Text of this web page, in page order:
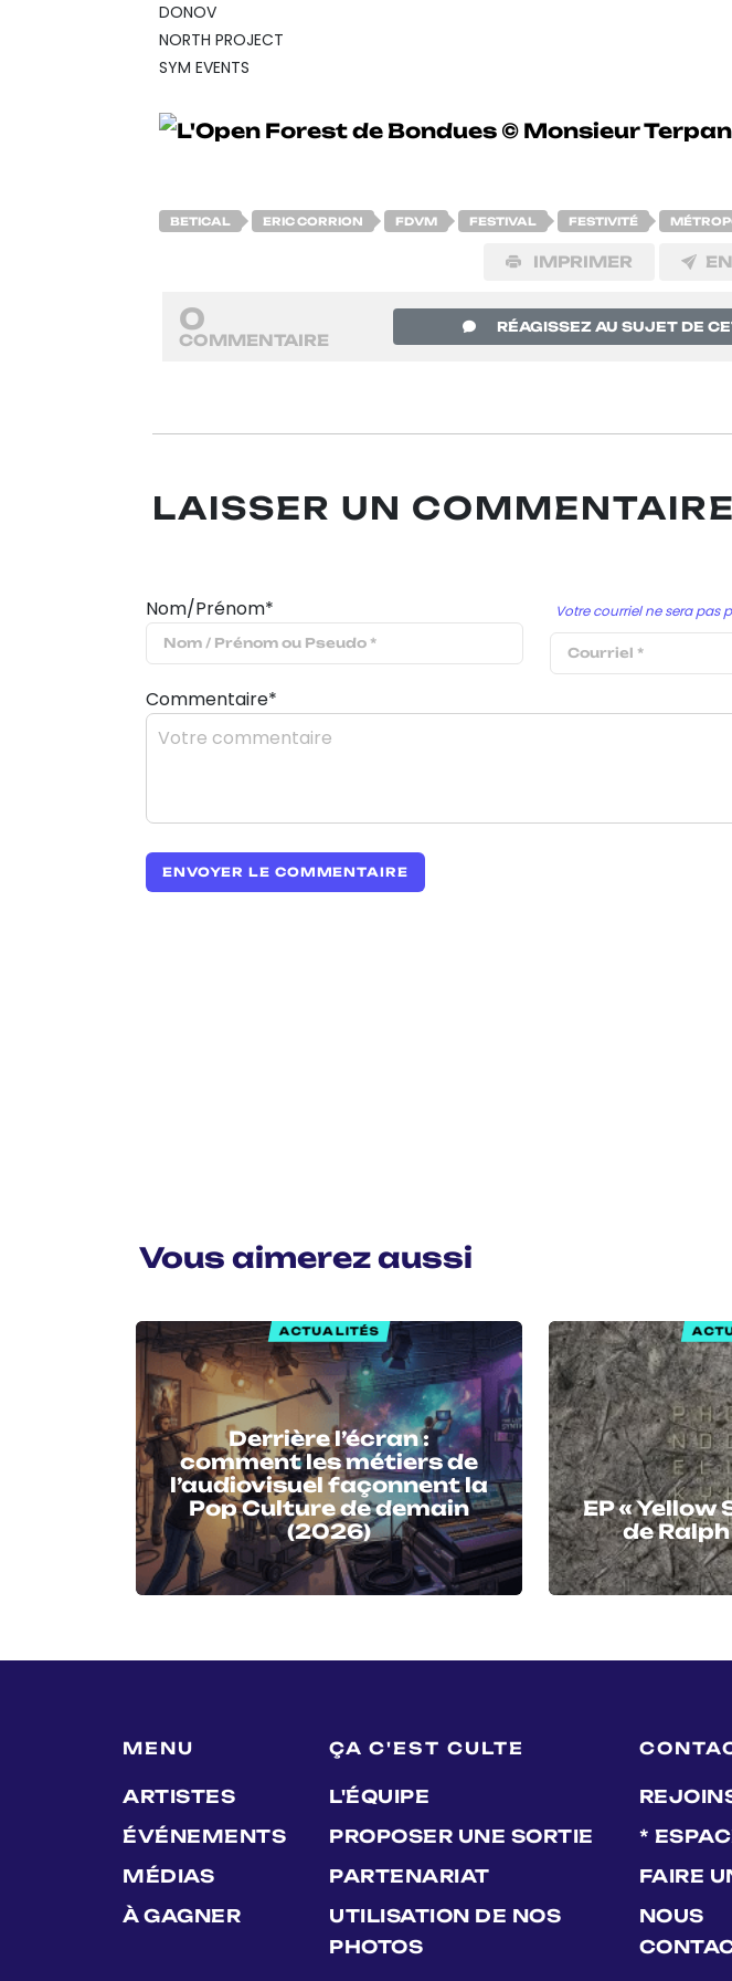
DONOV
NORTH PROJECT
SYM EVENTS
BETICAL ERIC CORRION FDVM FESTIVAL FESTIVITÉ
IMPRIMER
0
COMMENTAIRE
RÉAGISSEZ AU SUJET DE
LAISSER UN COMMENTAIRE
Nom/Prénom* Votre courriel ne sera pas
Commentaire*
Vous aimerez aussi
ACTUALITÉS
Derrière l’écran :
comment les métiers de
l’audiovisuel façonnent la
Pop Culture de demain
(2026)
EP « Yellow
de
MENU
ARTISTES
ÉVÉNEMENTS
MÉDIAS
À GAGNER
ÇA C'EST CULTE
L'ÉQUIPE
PROPOSER UNE SORTIE
PARTENARIAT
UTILISATION DE NOS
PHOTOS
*
FAIRE
NOUS